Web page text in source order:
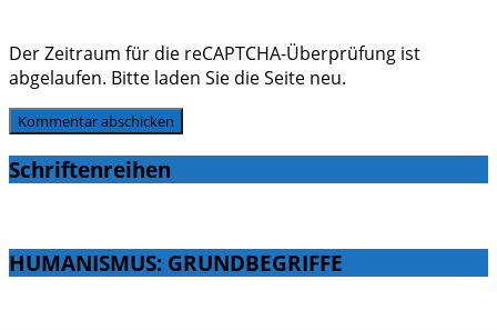
Der Zeitraum für die reCAPTCHA-Überprüfung ist
abgelaufen. Bitte laden Sie die Seite neu.
Schriftenreihen
HUMANISMUS: GRUNDBEGRIFFE